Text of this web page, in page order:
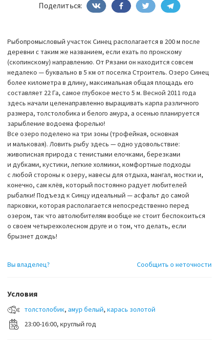
Поделиться:
Рыбопромысловый участок Синец располагается в 200 м после
деревни с таким же названием, если ехать по пронскому
(скопинскому) направлению. От Рязани он находится совсем
недалеко — буквально в 5 км от поселка Строитель. Озеро Синец
более километра в длину, максимальная общая площадь его
составляет 22 Га, самое глубокое место 5 м. Весной 2011 года
здесь начали целенаправленно выращивать карпа различного
размера, толстолобика и белого амура, а осенью планируется
зарыбление водоема форелью!
Все озеро поделено на три зоны (трофейная, основная
и мальковая). Ловить рыбу здесь — одно удовольствие:
живописная природа с тенистыми елочками, березками
и дубками, кустики, легкие холмики, комфортные подходы
с любой стороны к озеру, навесы для отдыха, мангал, мостки и,
конечно, сам клёв, который постоянно радует любителей
рыбалки! Подъезд к Синцу идеальный — асфальт до самой
парковки, которая располагается непосредственно перед
озером, так что автолюбителям вообще не стоит беспокоиться
о своем четырехколесном друге и о том, что делать, если
брызнет дождь!
Вы владелец? Сообщить о неточности
Условия
толстолобик, амур белый, карась золотой
23:00-16:00, круглый год